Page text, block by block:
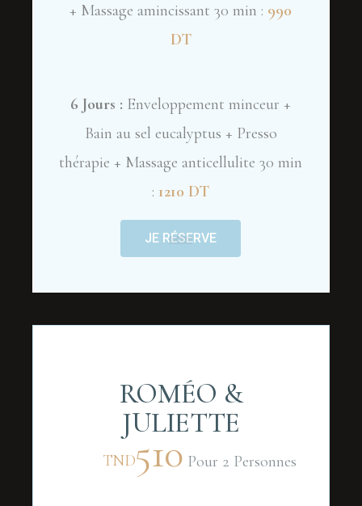
+ Massage amincissant 30 min : 990
DT
6 Jours : Enveloppement minceur +
Bain au sel eucalyptus + Presso
thérapie + Massage anticellulite 30 min
: 1210 DT
JE RÉSERVE
ROMÉO &
JULIETTE
TND510 Pour 2 Personnes